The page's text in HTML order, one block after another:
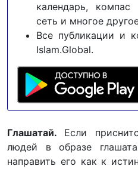
календарь, компас
сеть и многое
Все публикации и
Islam.Global.
Глашатай. Если
людей в образе
направить его как к